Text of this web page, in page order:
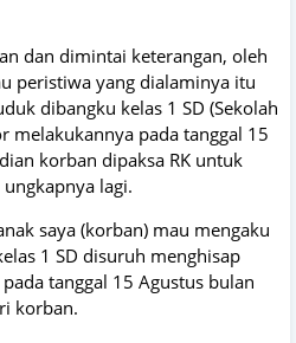
dan dimintai keterangan, oleh
peristiwa yang dialaminya itu
dibangku kelas 1 SD (Sekolah
melakukannya pada tanggal 15
korban dipaksa RK untuk
lagi.
saya (korban) mau mengaku
1 SD disuruh menghisap
tanggal 15 Agustus bulan
korban.